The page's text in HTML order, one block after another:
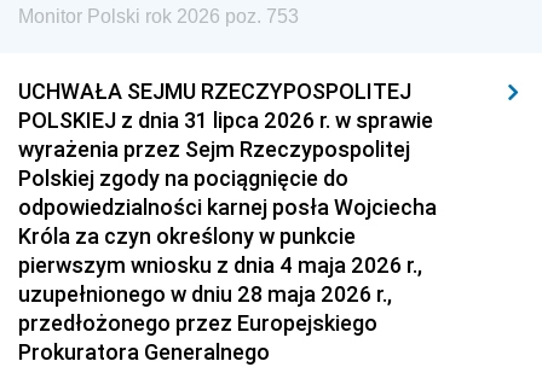
Monitor Polski rok 2026 poz. 753
UCHWAŁA SEJMU RZECZYPOSPOLITEJ
POLSKIEJ z dnia 31 lipca 2026 r. w sprawie
wyrażenia przez Sejm Rzeczypospolitej
Polskiej zgody na pociągnięcie do
odpowiedzialności karnej posła Wojciecha
Króla za czyn określony w punkcie
pierwszym wniosku z dnia 4 maja 2026 r.,
uzupełnionego w dniu 28 maja 2026 r.,
przedłożonego przez Europejskiego
Prokuratora Generalnego